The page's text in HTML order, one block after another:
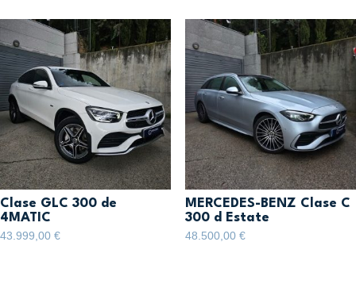
Clase GLC 300 de
4MATIC
43.999,00 €
MERCEDES-BENZ Clase C
300 d Estate
48.500,00 €